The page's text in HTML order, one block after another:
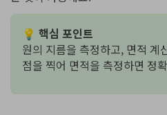
💡 핵심 포인트
원의 지름을 측정하고, 면적 계
점을 찍어 면적을 측정하면 정